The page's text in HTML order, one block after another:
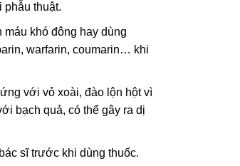
phẫu thuật.
khó đông hay dùng
warfarin, coumarin… khi
với vỏ xoài, đào lộn hột vì
bạch quả, có thể gây ra dị
sĩ trước khi dùng thuốc.